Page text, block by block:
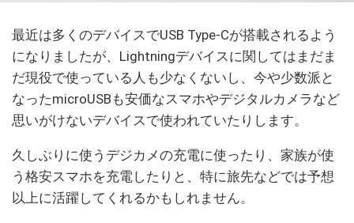
最近は多くのデバイスでUSB Type-Cが搭載されるよう
になりましたが、Lightningデバイスに関してはまだま
だ現役で使っている人も少なくないし、今や少数派と
なったmicroUSBも安価なスマホやデジタルカメラなど
思いがけないデバイスで使われていたりします。
久しぶりに使うデジカメの充電に使ったり、家族が使
う格安スマホを充電したりと、特に旅先などでは予想
以上に活躍してくれるかもしれません。